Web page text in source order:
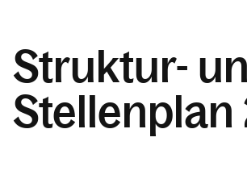
Struktur-
Stellenplan